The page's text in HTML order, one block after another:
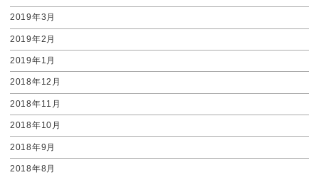
2019年3月
2019年2月
2019年1月
2018年12月
2018年11月
2018年10月
2018年9月
2018年8月